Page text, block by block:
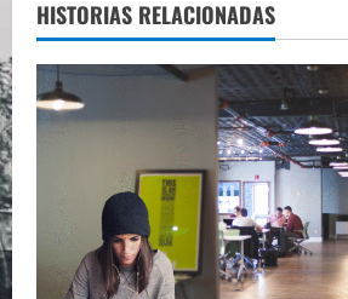
HISTORIAS RELACIONADAS